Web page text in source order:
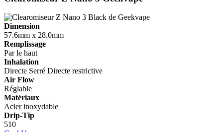
Dimension
57.6mm x 28.0mm
Remplissage
Par le haut
Inhalation
Directe Serré Directe restrictive
Air Flow
Réglable
Matériaux
Acier inoxydable
Drip-Tip
510